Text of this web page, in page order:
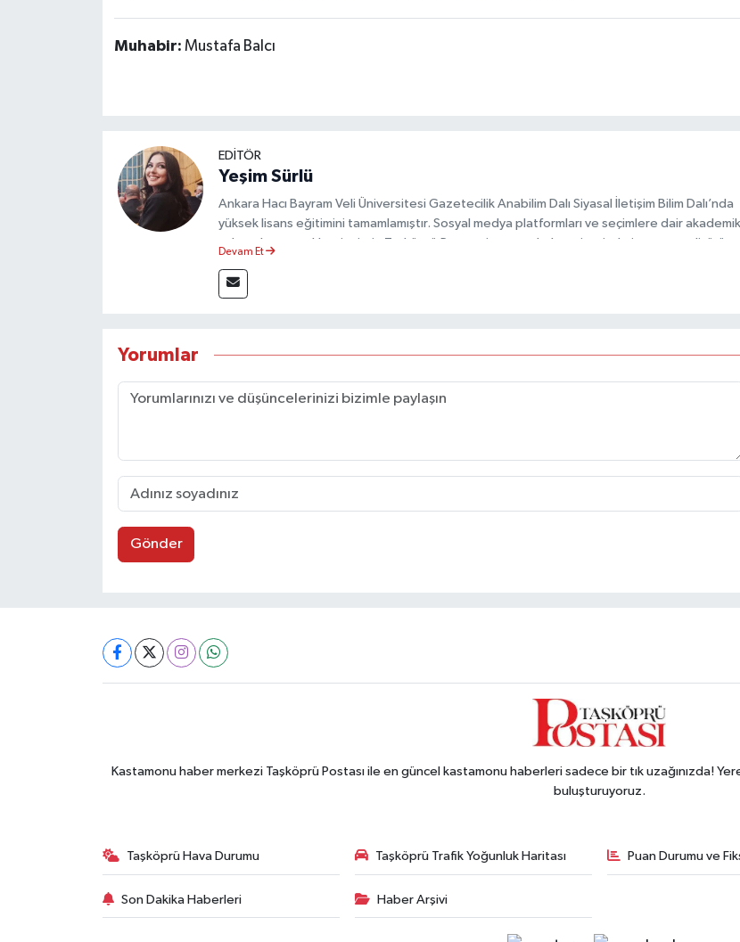
Muhabir: Mustafa Balcı
EDİTÖR
Yeşim Sürlü
Ankara Hacı Bayram Veli Üniversitesi Gazetecilik Anabilim Dalı Siyasal İletişim Bilim Dalı’nda
yüksek lisans eğitimini tamamlamıştır. Sosyal medya platformları ve seçimlere dair akademik
çalışmalar gerçekleştirmiştir. Taşköprü Postası internet haber sitesinde internet editörü
Devam Et
Yorumlar
Gönder
Kastamonu haber merkezi Taşköprü Postası ile en güncel kastamonu haberleri sadece bir tık uzağınızda!
buluşturuyoruz.
Taşköprü Hava Durumu Taşköprü Trafik Yoğunluk Haritası Puan Durumu ve
Son Dakika Haberleri Haber Arşivi